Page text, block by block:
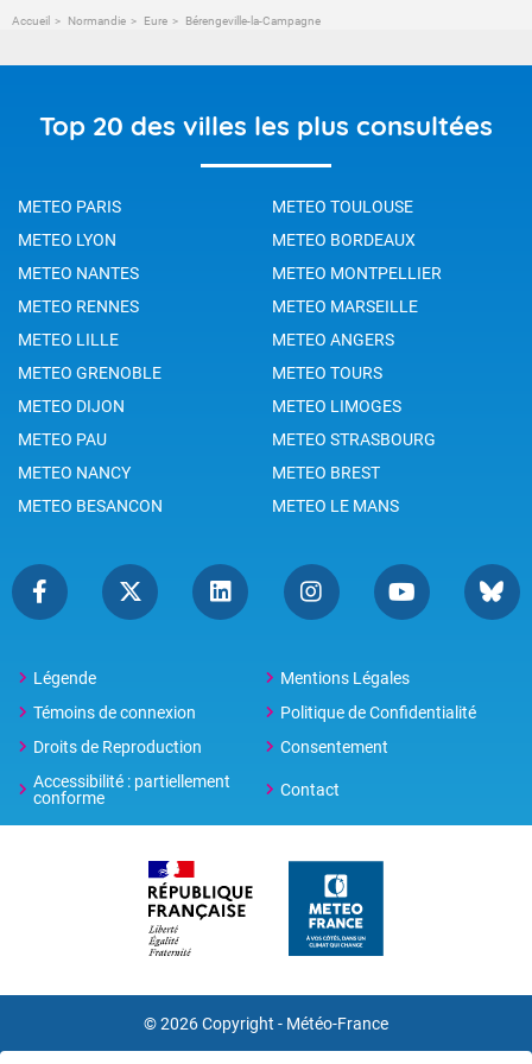
Accueil Normandie Eure Bérengeville-la-Campagne
Top 20 des villes les plus consultées
METEO PARIS
METEO TOULOUSE
METEO LYON
METEO BORDEAUX
METEO NANTES
METEO MONTPELLIER
METEO RENNES
METEO MARSEILLE
METEO LILLE
METEO ANGERS
METEO GRENOBLE
METEO TOURS
METEO DIJON
METEO LIMOGES
METEO PAU
METEO STRASBOURG
METEO NANCY
METEO BREST
METEO BESANCON
METEO LE MANS
Légende
Mentions Légales
Témoins de connexion
Politique de Confidentialité
Droits de Reproduction
Consentement
Accessibilité : partiellement
conforme
Contact
© 2026 Copyright - Météo-France